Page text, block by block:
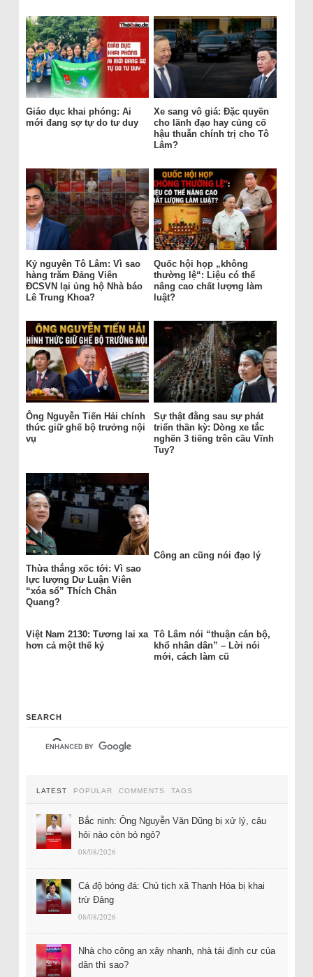
Giáo dục khai phóng: Ai
mới đang sợ tự do tư duy
Xe sang vô giá: Đặc quyền
cho lãnh đạo hay củng cố
hậu thuẫn chính trị cho Tô
Lâm?
Kỷ nguyên Tô Lâm: Vì sao
hàng trăm Đảng Viên
ĐCSVN lại ủng hộ Nhà báo
Lê Trung Khoa?
Quốc hội họp „không
thường lệ“: Liệu có thể
nâng cao chất lượng làm
luật?
Ông Nguyễn Tiến Hải chính
thức giữ ghế bộ trưởng nội
vụ
Sự thật đằng sau sự phát
triển thần kỳ: Dòng xe tắc
nghẽn 3 tiếng trên cầu Vĩnh
Tuy?
Thừa thắng xốc tới: Vì sao
lực lượng Dư Luận Viên
“xóa sổ” Thích Chân
Quang?
Công an cũng nói đạo lý
Việt Nam 2130: Tương lai xa
hơn cả một thế kỷ
Tô Lâm nói “thuận cán bộ,
khổ nhân dân” – Lời nói
mới, cách làm cũ
SEARCH
LATEST POPULAR COMMENTS TAGS
Bắc ninh: Ông Nguyễn Văn Dũng bị xử lý, câu
hỏi nào còn bỏ ngỏ?
08/08/2026
Cá độ bóng đá: Chủ tịch xã Thanh Hóa bị khai
trừ Đảng
08/08/2026
Nhà cho công an xây nhanh, nhà tái định cư của
dân thì sao?